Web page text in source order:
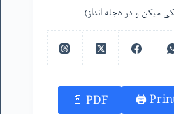
میکن و در دجله انداز)
Print
PDF 📄